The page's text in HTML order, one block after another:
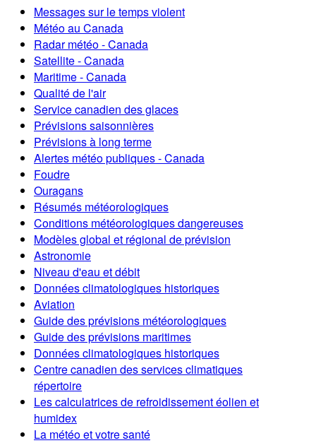
Messages sur le temps violent
Météo au Canada
Radar météo - Canada
Satellite - Canada
Maritime - Canada
Qualité de l'air
Service canadien des glaces
Prévisions saisonnières
Prévisions à long terme
Alertes météo publiques - Canada
Foudre
Ouragans
Résumés météorologiques
Conditions météorologiques dangereuses
Modèles global et régional de prévision
Astronomie
Niveau d'eau et débit
Données climatologiques historiques
Aviation
Guide des prévisions météorologiques
Guide des prévisions maritimes
Données climatologiques historiques
Centre canadien des services climatiques
répertoire
Les calculatrices de refroidissement éolien et
humidex
La météo et votre santé